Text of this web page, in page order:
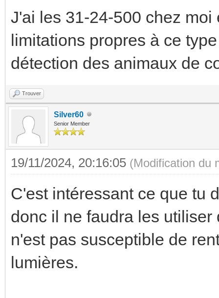
J'ai les 31-24-500 chez
limitations propres à ce
détection des animaux de
Trouver
Silver60
Senior Member
19/11/2024, 20:16:05 (Modification du
C'est intéressant ce que tu
donc il ne faudra les
n'est pas susceptible de
lumières.